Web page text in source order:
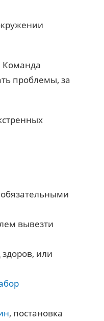
Команда
проблемы, за
вывезти
или
, постановка